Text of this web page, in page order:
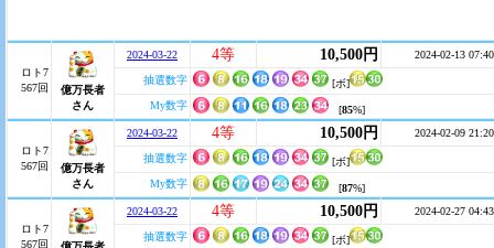
ロト7
567回
億万長者
さん
2024-03-22 4等 10,500円 2024-02-13 07:40
抽選数字
[ボ]
My数字
[85%]
ロト7
567回
億万長者
さん
2024-03-22 4等 10,500円 2024-02-09 21:20
抽選数字
[ボ]
My数字
[87%]
ロト7
567回
2024-03-22 4等 10,500円 2024-02-27 04:43
抽選数字
[ボ]